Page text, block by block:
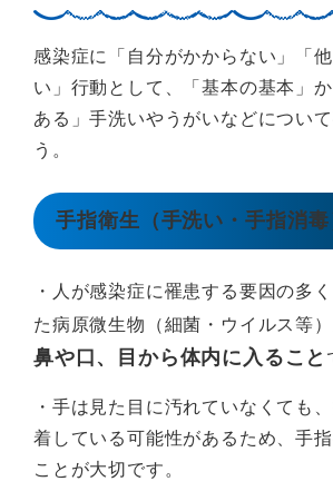
感染症に「自分がかからない」「
い」行動として、「基本の基本」
ある」手洗いやうがいなどについ
う。
手指衛生（手洗い・手指消
・人が感染症に罹患する要因の多
た病原微生物（細菌・ウイルス等
鼻や口、目から体内に入ること
・手は見た目に汚れていなくても
着している可能性があるため、手
ことが大切です。